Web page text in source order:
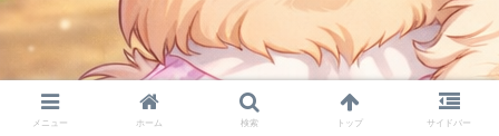
メニュー ホーム 検索 トップ サイドバー